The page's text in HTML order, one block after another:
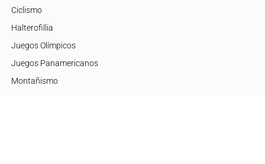
Ciclismo
Halterofillia
Juegos Olímpicos
Juegos Panamericanos
Montañismo